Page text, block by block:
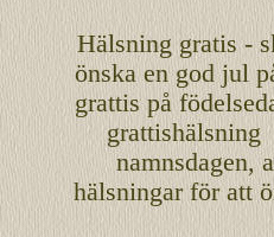
Hälsning gratis -
önska engod jul
grattis på
grattishälsning
namnsdagen,
hälsningar för att